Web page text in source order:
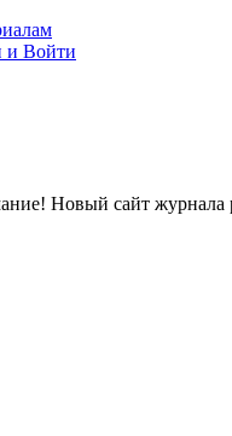
и Войти
Новый сайт журнала